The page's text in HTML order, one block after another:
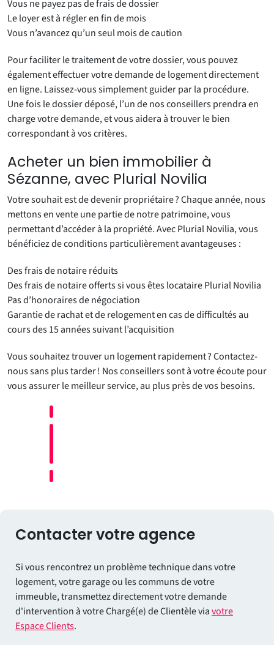
Vous ne payez pas de frais de dossier
Le loyer est à régler en fin de mois
Vous n’avancez qu’un seul mois de caution
Pour faciliter le traitement de votre dossier, vous pouvez
également effectuer votre demande de logement directement
en ligne. Laissez-vous simplement guider par la procédure.
Une fois le dossier déposé, l’un de nos conseillers prendra en
charge votre demande, et vous aidera à trouver le bien
correspondant à vos critères.
Acheter un bien immobilier à
Sézanne, avec Plurial Novilia
Votre souhait est de devenir propriétaire ? Chaque année, nous
mettons en vente une partie de notre patrimoine, vous
permettant d’accéder à la propriété. Avec Plurial Novilia, vous
bénéficiez de conditions particulièrement avantageuses :
Des frais de notaire réduits
Des frais de notaire offerts si vous êtes locataire Plurial Novilia
Pas d’honoraires de négociation
Garantie de rachat et de relogement en cas de difficultés au
cours des 15 années suivant l’acquisition
Vous souhaitez trouver un logement rapidement ? Contactez-
nous sans plus tarder ! Nos conseillers sont à votre écoute pour
vous assurer le meilleur service, au plus près de vos besoins.
Contacter votre agence
Si vous rencontrez un problème technique dans votre
logement, votre garage ou les communs de votre
immeuble, transmettez directement votre demande
d'intervention à votre Chargé(e) de Clientèle viavotre
Espace Clients.